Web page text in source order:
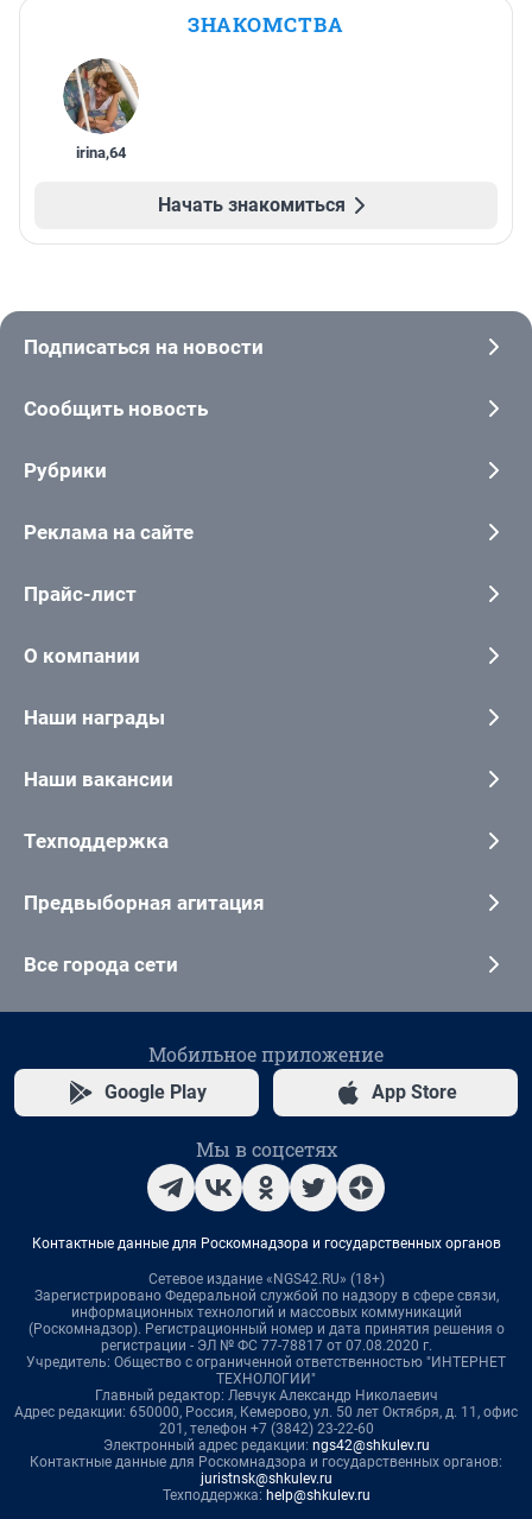
ЗНАКОМСТВА
irina,64
Начать знакомиться
Подписаться на новости
Сообщить новость
Рубрики
Реклама на сайте
Прайс-лист
О компании
Наши награды
Наши вакансии
Техподдержка
Предвыборная агитация
Все города сети
Мобильное приложение
Google Play App Store
Мы в соцсетях
Контактные данные для Роскомнадзора и государственных органов
Сетевое издание «NGS42.RU» (18+)
Зарегистрировано Федеральной службой по надзору в сфере связи,
информационных технологий и массовых коммуникаций
(Роскомнадзор). Регистрационный номер и дата принятия решения о
регистрации - ЭЛ № ФС 77-78817 от 07.08.2020 г.
Учредитель: Общество с ограниченной ответственностью "ИНТЕРНЕТ
ТЕХНОЛОГИИ"
Главный редактор: Левчук Александр Николаевич
Адрес редакции: 650000, Россия, Кемерово, ул. 50 лет Октября, д. 11, офис
201, телефон +7 (3842) 23-22-60
Электронный адрес редакции: ngs42@shkulev.ru
Контактные данные для Роскомнадзора и государственных органов:
juristnsk@shkulev.ru
Техподдержка: help@shkulev.ru